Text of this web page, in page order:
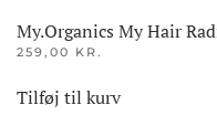
My.Organics My Hair
259,00 KR.
Tilføj til kurv